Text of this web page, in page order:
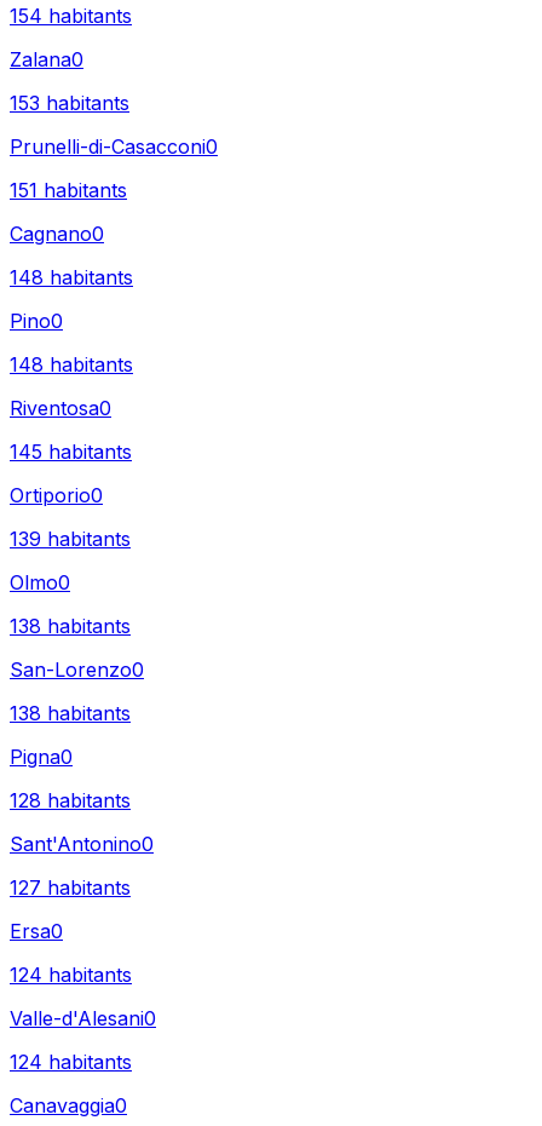
154 habitants
Zalana0
153 habitants
Prunelli-di-Casacconi0
151 habitants
Cagnano0
148 habitants
Pino0
148 habitants
Riventosa0
145 habitants
Ortiporio0
139 habitants
Olmo0
138 habitants
San-Lorenzo0
138 habitants
Pigna0
128 habitants
Sant'Antonino0
127 habitants
Ersa0
124 habitants
Valle-d'Alesani0
124 habitants
Canavaggia0